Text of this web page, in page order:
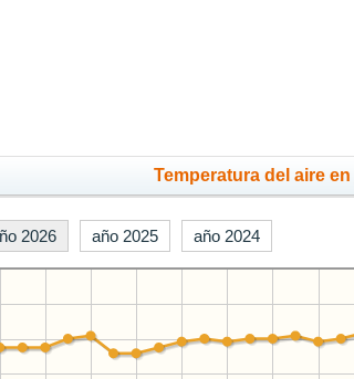
Temperatura del aire en
2026 año 2025 año 2024